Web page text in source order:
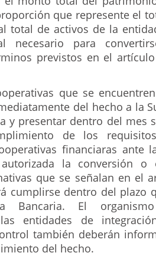
que represente el
total de activos de la
para
previstos en el
que se
del hecho a la
y presentar dentro del mes
de los
financiaras ante
la conversión o
que se señalan en el
cumplirse dentro del plazo
Bancaria. El
entidades de
también deberán
del hecho.